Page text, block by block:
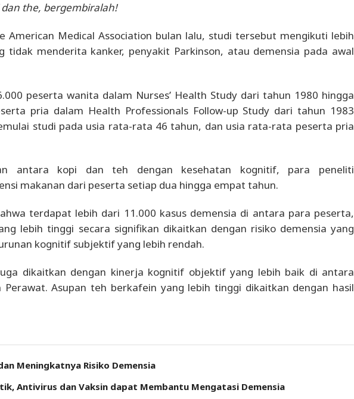
dan the, bergembiralah!
American Medical Association bulan lalu, studi tersebut mengikuti lebih
tidak menderita kanker, penyakit Parkinson, atau demensia pada awal
peserta wanita dalam Nurses’ Health Study dari tahun 1980 hingga
pria dalam Health Professionals Follow-up Study dari tahun 1983
studi pada usia rata-rata 46 tahun, dan usia rata-rata peserta pria
antara kopi dan teh dengan kesehatan kognitif, para peneliti
makanan dari peserta setiap dua hingga empat tahun.
terdapat lebih dari 11.000 kasus demensia di antara para peserta,
lebih tinggi secara signifikan dikaitkan dengan risiko demensia yang
kognitif subjektif yang lebih rendah.
dikaitkan dengan kinerja kognitif objektif yang lebih baik di antara
Asupan teh berkafein yang lebih tinggi dikaitkan dengan hasil
Meningkatnya Risiko Demensia
Antivirus dan Vaksin dapat Membantu Mengatasi Demensia